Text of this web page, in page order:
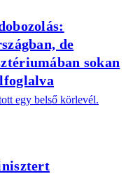
de
sokan
egy belső körlevél.